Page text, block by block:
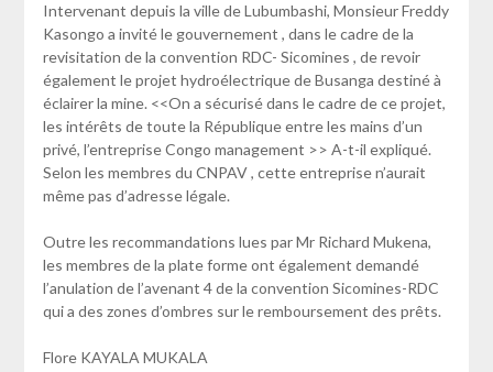
Intervenant depuis la ville de Lubumbashi, Monsieur Freddy
Kasongo a invité le gouvernement , dans le cadre de la
revisitation de la convention RDC- Sicomines , de revoir
également le projet hydroélectrique de Busanga destiné à
éclairer la mine. <<On a sécurisé dans le cadre de ce projet,
les intérêts de toute la République entre les mains d’un
privé, l’entreprise Congo management >> A-t-il expliqué.
Selon les membres du CNPAV , cette entreprise n’aurait
même pas d’adresse légale.
Outre les recommandations lues par Mr Richard Mukena,
les membres de la plate forme ont également demandé
l’anulation de l’avenant 4 de la convention Sicomines-RDC
qui a des zones d’ombres sur le remboursement des prêts.
Flore KAYALA MUKALA